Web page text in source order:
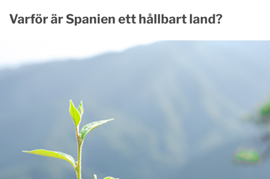
Varför är Spanien ett hållbart land?